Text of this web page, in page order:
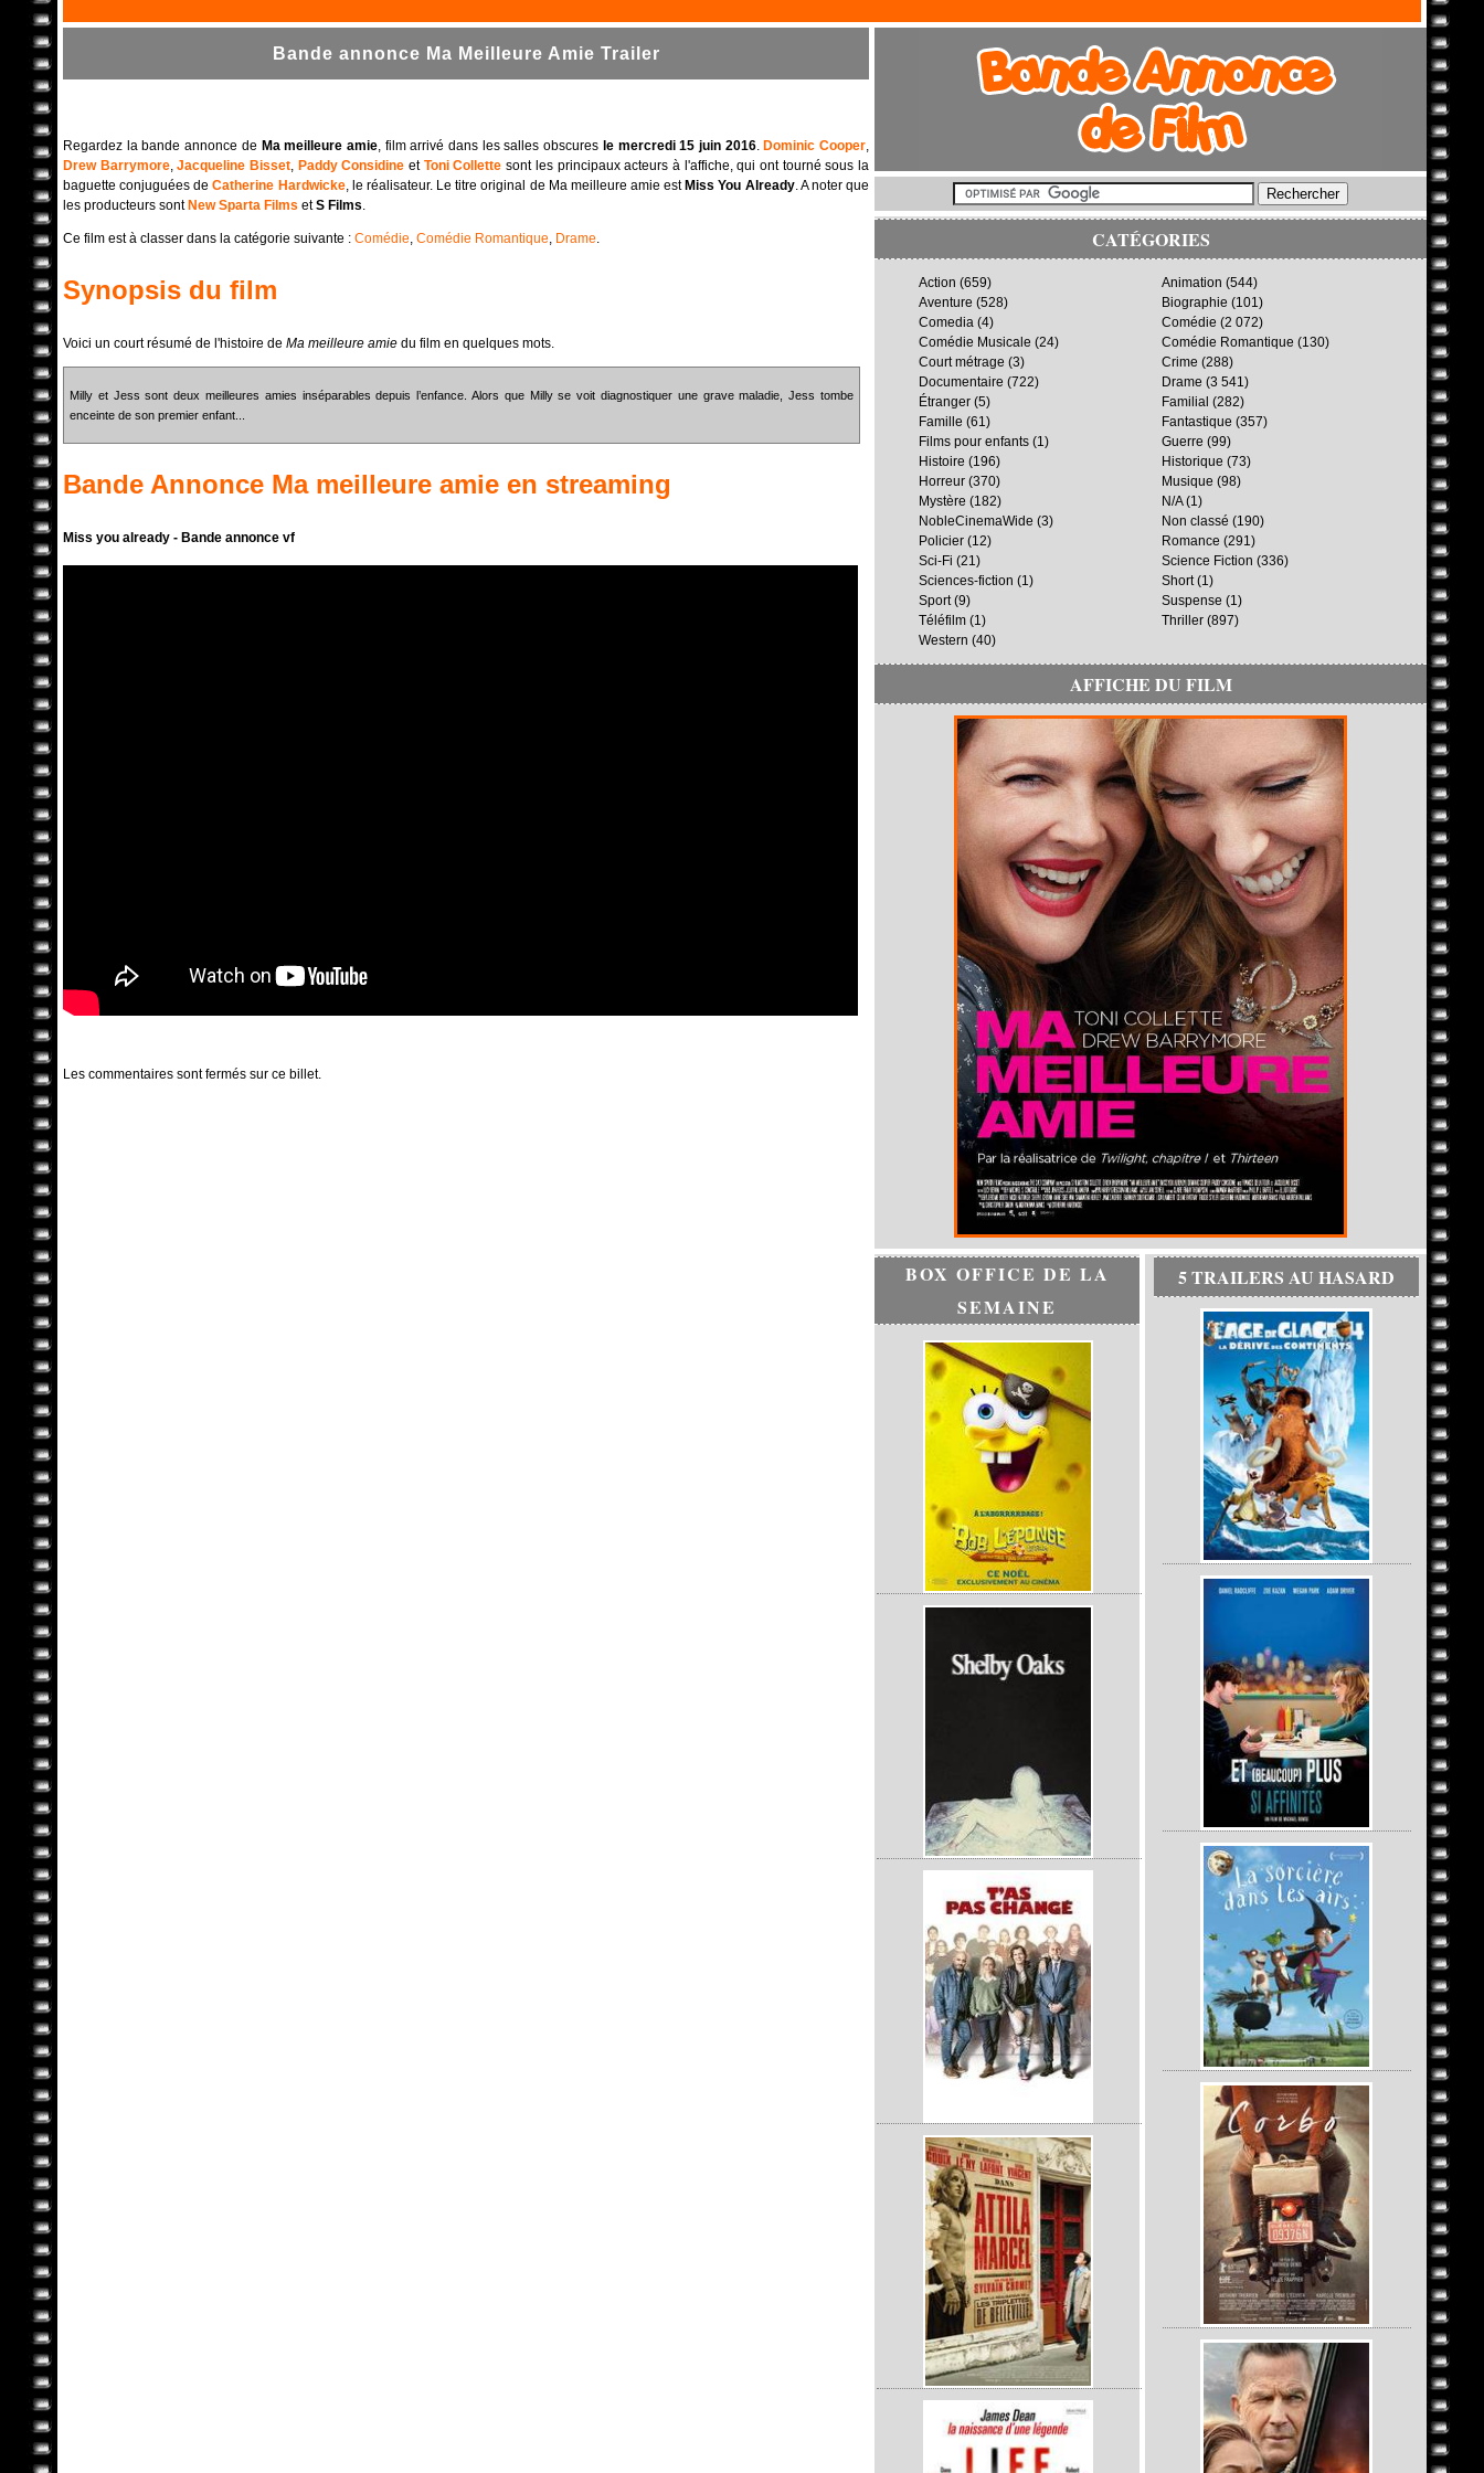
Bande annonce Ma Meilleure Amie Trailer
Regardez la bande annonce de Ma meilleure amie, film arrivé dans les salles obscures le mercredi 15 juin 2016. Dominic Cooper,
Drew Barrymore,Jacqueline Bisset, Paddy Considine et Toni Collette sont les principaux acteurs à l'affiche, qui ont tourné sous la
baguette conjuguées deCatherine Hardwicke, le réalisateur. Le titre original de Ma meilleure amie est Miss You Already. A noter que
les producteurs sont New Sparta Films etS Films.
Ce film est à classer dans la catégorie suivante : Comédie, Comédie Romantique, Drame.
Synopsis du film
Voici un court résumé de l'histoire de Ma meilleure amie du film en quelques mots.
Milly et Jess sont deux meilleures amies inséparables depuis l’enfance. Alors que Milly se voit diagnostiquer une grave maladie, Jess tombe
enceinte de son premier enfant...
Bande Annonce Ma meilleure amie en streaming
Miss you already - Bande annonce vf
Les commentaires sont fermés sur ce billet.
CATÉGORIES
Action (659) Animation (544)
Aventure (528) Biographie (101)
Comedia (4) Comédie (2 072)
Comédie Musicale (24) Comédie Romantique (130)
Court métrage (3) Crime (288)
Documentaire (722) Drame (3 541)
Étranger (5) Familial (282)
Famille (61) Fantastique (357)
Films pour enfants (1) Guerre (99)
Histoire (196) Historique (73)
Horreur (370) Musique (98)
Mystère (182) N/A(1)
NobleCinemaWide (3) Non classé (190)
Policier (12) Romance (291)
Sci-Fi (21) Science Fiction (336)
Sciences-fiction (1) Short(1)
Sport(9) Suspense (1)
Téléfilm (1) Thriller (897)
Western (40)
AFFICHE DU FILM
BOX OFFICE DE LA
SEMAINE
5 TRAILERS AU HASARD